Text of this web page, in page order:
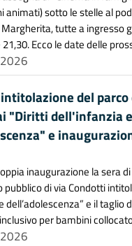
animati) sotto le stelle al
Margherita, tutte a ingresso
Ecco le date delle
del parco
"Diritti dell'infanzia e
e
inaugurazione la sera
pubblico di via Condotti
dell’adolescenza” e il taglio
per bambini